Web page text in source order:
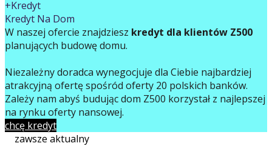
+Kredyt
Kredyt Na Dom
W naszej ofercie znajdziesz kredyt dla klientów Z500
planujących budowę domu.
Niezależny doradca wynegocjuje dla Ciebie najbardziej
atrakcyjną ofertę spośród oferty 20 polskich banków.
Zależy nam abyś budując dom Z500 korzystał z najlepszej
na rynku oferty finansowej.
chcę kredyt
zawsze aktualny